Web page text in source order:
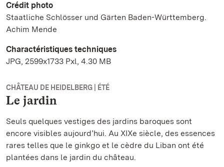
Crédit photo
Staatliche Schlösser und Gärten Baden-Württemberg.
Achim Mende
Charactéristiques techniques
JPG, 2599x1733 Pxl, 4.30 MB
CHÂTEAU DE HEIDELBERG | ÉTÉ
Le jardin
Seuls quelques vestiges des jardins baroques sont
encore visibles aujourd’hui. Au XIXe siècle, des essences
rares telles que le ginkgo et le cèdre du Liban ont été
plantées dans le jardin du château.